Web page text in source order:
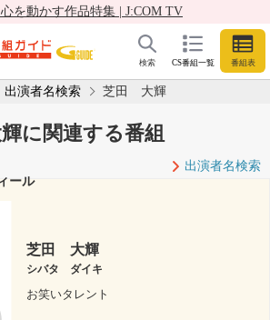
を動かす作品特集 | J:COM TV
CS番組一覧 番組表
検索
出演者名検索 芝田 大輝
に関連する番組
出演者名検索
ール
芝田 大輝
シバタ ダイキ
お笑いタレント